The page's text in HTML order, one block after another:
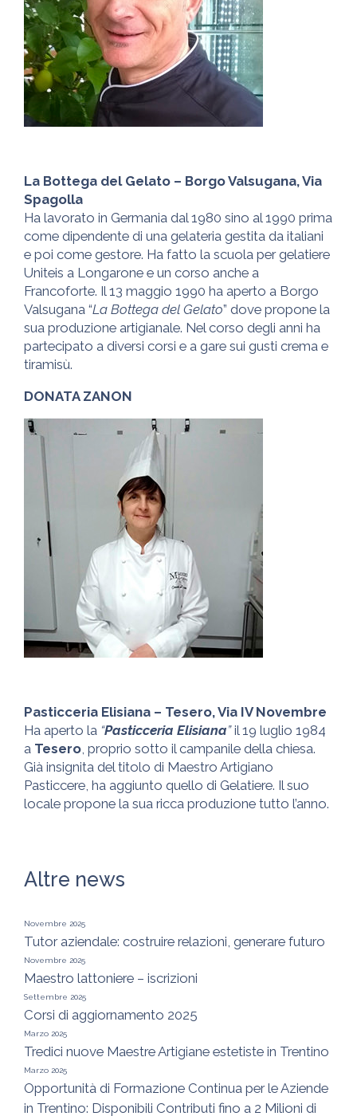
La Bottega del Gelato – Borgo Valsugana, Via
Spagolla
Ha lavorato in Germania dal 1980 sino al 1990 prima
come dipendente di una gelateria gestita da italiani
e poi come gestore. Ha fatto la scuola per gelatiere
Uniteis a Longarone e un corso anche a
Francoforte. Il 13 maggio 1990 ha aperto a Borgo
Valsugana “La Bottega del Gelato” dove propone la
sua produzione artigianale. Nel corso degli anni ha
partecipato a diversi corsi e a gare sui gusti crema e
tiramisù.
DONATA ZANON
Pasticceria Elisiana – Tesero, Via IV Novembre
Ha aperto la “Pasticceria Elisiana”il 19 luglio 1984
a Tesero, proprio sotto il campanile della chiesa.
Già insignita del titolo di Maestro Artigiano
Pasticcere, ha aggiunto quello di Gelatiere. Il suo
locale propone la sua ricca produzione tutto l’anno.
Altre news
Novembre 2025
Tutor aziendale: costruire relazioni, generare futuro
Novembre 2025
Maestro lattoniere – iscrizioni
Settembre 2025
Corsi di aggiornamento 2025
Marzo 2025
Tredici nuove Maestre Artigiane estetiste in Trentino
Marzo 2025
Opportunità di Formazione Continua per le Aziende
in Trentino: Disponibili Contributi fino a 2 Milioni di